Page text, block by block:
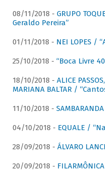
08/11/2018 - GRUPO
Geraldo Pereira”
01/11/2018 - NEI LOPES /
25/10/2018 - “Boca Livre
18/10/2018 - ALICE
MARIANA BALTAR /
11/10/2018 -
04/10/2018 - EQUALE /
28/09/2018 - ÁLVARO
20/09/2018 -